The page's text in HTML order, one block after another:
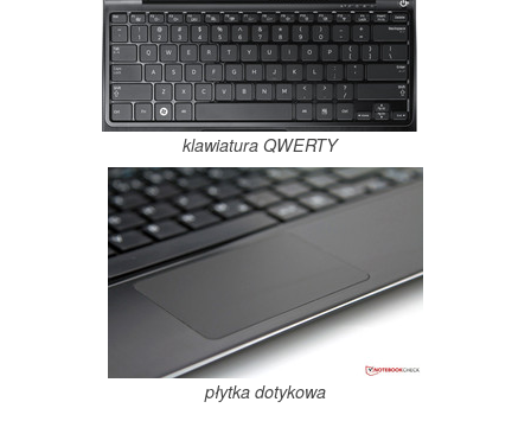
klawiatura QWERTY
płytka dotykowa